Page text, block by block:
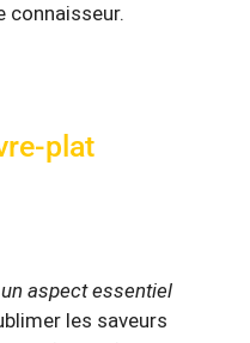
connaisseur.
plat
un aspect essentiel
les saveurs